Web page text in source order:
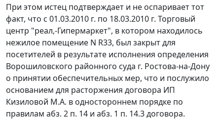
При этом истец подтверждает и не оспаривает тот
факт, что с 01.03.2010 г. по 18.03.2010 г. Торговый
центр "реал,-Гипермаркет", в котором находилось
нежилое помещение N R33, был закрыт для
посетителей в результате исполнения определения
Ворошиловского районного суда г. Ростова-на-Дону
о принятии обеспечительных мер, что и послужило
основанием для расторжения договора ИП
Кизиловой М.А. в одностороннем порядке по
правилам абз. 2 п. 14 и абз. 1 п. 14.3 договора.